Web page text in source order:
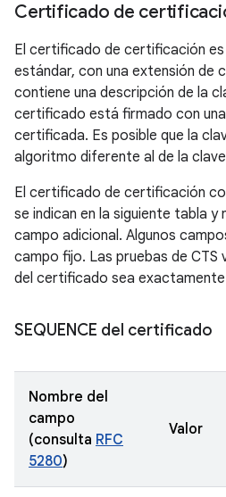
Certificado de
El certificado de certificación
estándar, con una extensión de
contiene una descripción de la
certificado está firmado con una
certificada. Es posible que la
algoritmo diferente al de la
El certificado de certificación
se indican en la siguiente tabla y
campo adicional. Algunos
campo fijo. Las pruebas de CTS
del certificado sea
SEQUENCE del certificado
Nombre del
campo
(consulta RFC
5280)
Valor